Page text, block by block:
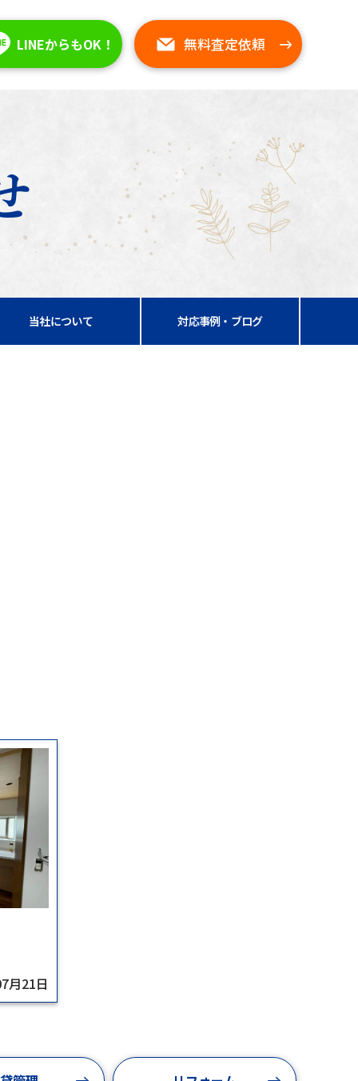
LINEからもOK！ 無料査定依頼
当社について 対応事例・ブログ
月21日